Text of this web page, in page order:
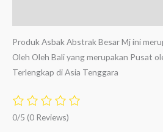
Produk Asbak Abstrak Besar Mj ini
Oleh Oleh Bali yang merupakan Pusat
Terlengkap di Asia Tenggara
0/5 (0 Reviews)